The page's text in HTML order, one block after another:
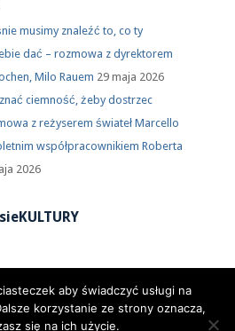
musimy znaleźć to, co ty
dać – rozmowa z dyrektorem
Milo Rauem 29 maja 2026
ciemność, żeby dostrzec
z reżyserem świateł Marcello
współpracownikiem Roberta
2026
aby świadczyć usługi na
korzystanie ze strony oznacza,
się na ich użycie.